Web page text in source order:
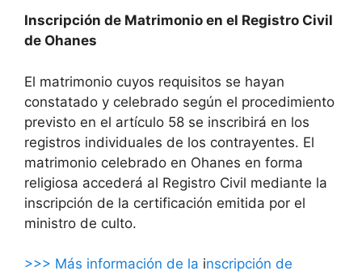
Inscripción de Matrimonio en el Registro Civil
de Ohanes
El matrimonio cuyos requisitos se hayan
constatado y celebrado según el procedimiento
previsto en el artículo 58 se inscribirá en los
registros individuales de los contrayentes. El
matrimonio celebrado en Ohanes en forma
religiosa accederá al Registro Civil mediante la
inscripción de la certificación emitida por el
ministro de culto.
>>> Más información de la inscripción de